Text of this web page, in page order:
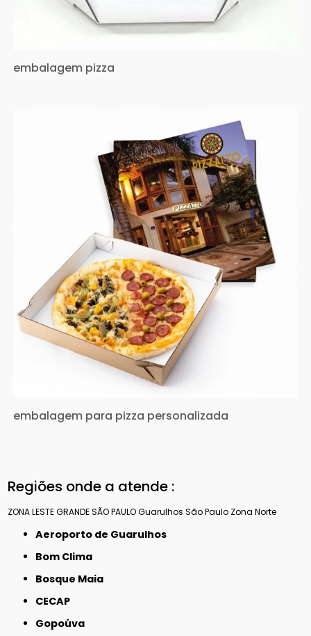
embalagem pizza
embalagem para pizza personalizada
Regiões onde a atende :
ZONA LESTEGRANDE SÃO PAULOGuarulhos São Paulo Zona Norte
Aeroporto de Guarulhos
Bom Clima
Bosque Maia
CECAP
Gopoúva